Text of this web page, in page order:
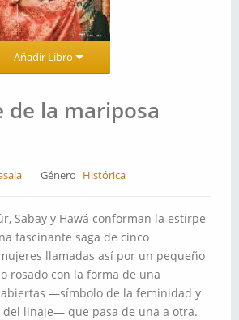
Añadir Libro
de la mariposa
Género Histórica
Sabay y Hawá conforman la estirpe
fascinante saga de cinco
llamadas así por un pequeño
rosado con la forma de una
—símbolo de la feminidad y
linaje— que pasa de una a otra.